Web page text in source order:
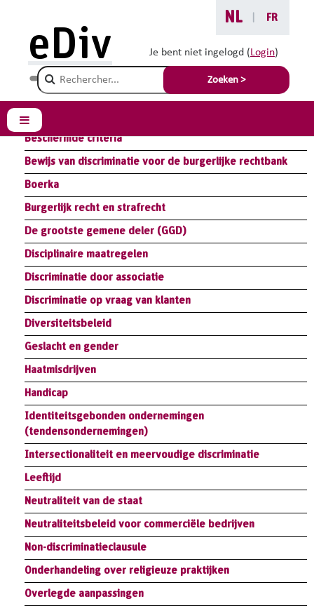
NL FR
Je bent niet ingelogd (Login)
Champ de recherche
Zoeken >
eDiv
Zijpaneel
Bibliotheek
Samenvatting Module Wet: Antidiscriminatiewetgeving
Samenvatting Module Handicap: Redelijke Aanpassingen
Beschermde criteria
Bewijs van discriminatie voor de burgerlijke rechtbank
Boerka
Burgerlijk recht en strafrecht
De grootste gemene deler (GGD)
Disciplinaire maatregelen
Discriminatie door associatie
Discriminatie op vraag van klanten
Diversiteitsbeleid
Geslacht en gender
Haatmisdrijven
Handicap
Identiteitsgebonden ondernemingen
(tendensondernemingen)
Intersectionaliteit en meervoudige discriminatie
Leeftijd
Neutraliteit van de staat
Neutraliteitsbeleid voor commerciële bedrijven
Non-discriminatieclausule
Onderhandeling over religieuze praktijken
Overlegde aanpassingen